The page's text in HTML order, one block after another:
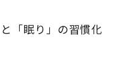
「眠り」の習慣化